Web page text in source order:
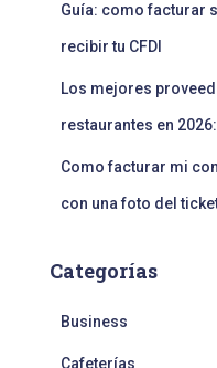
Guía: como facturar
recibir tu CFDI
Los mejores
restaurantes en
Como facturar mi
con una foto del
Categorías
Business
Cafeterías